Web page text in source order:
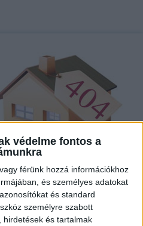
védelme fontos a
férünk hozzá információkhoz
és személyes adatokat
és standard
személyre szabott
hirdetések és tartalmak